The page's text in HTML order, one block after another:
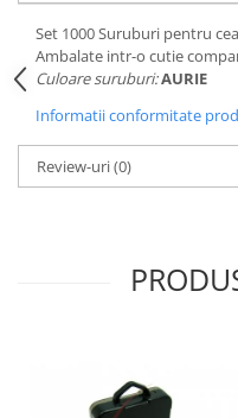
Set 1000 Suruburi pentru
Ambalate intr-o cutie
Culoare suruburi:AURIE
Informatii conformitate
Review-uri(0)